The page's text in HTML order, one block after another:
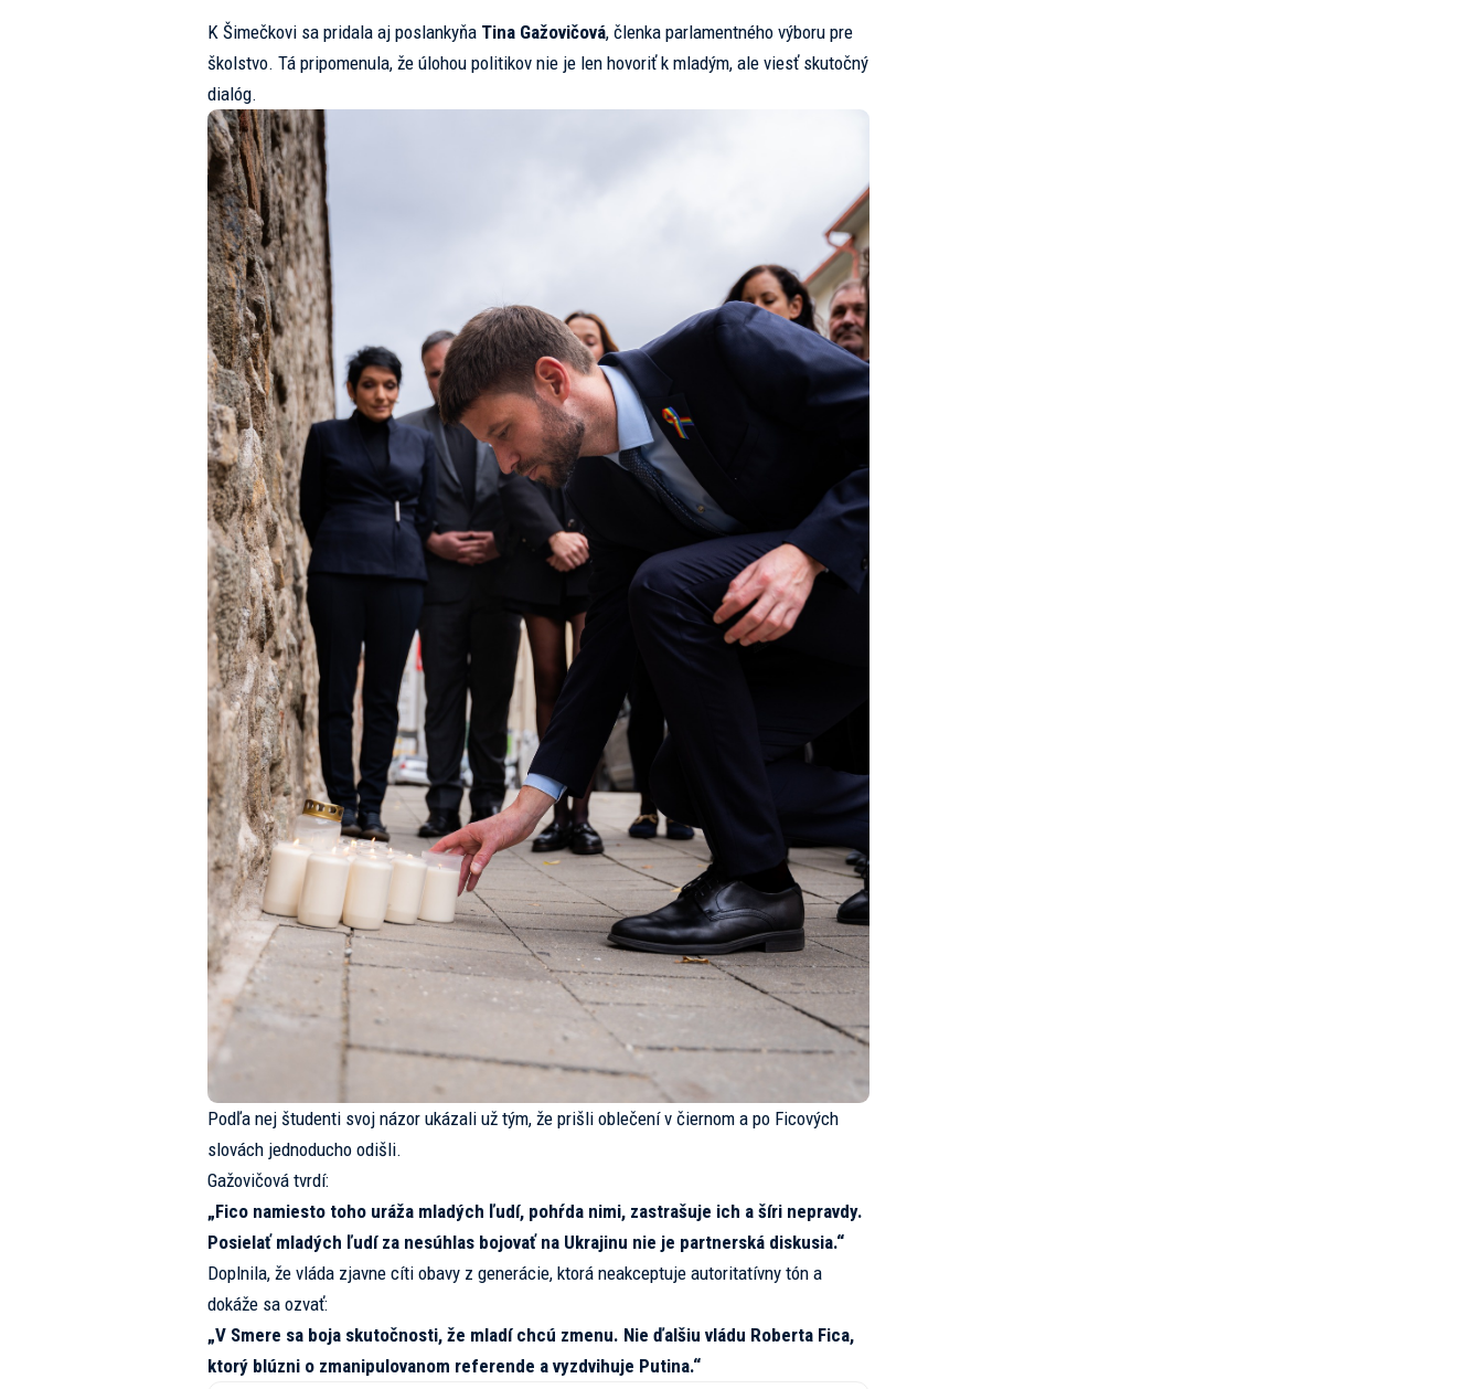
K Šimečkovi sa pridala aj poslankyňa Tina Gažovičová, členka parlamentného výboru pre
školstvo. Tá pripomenula, že úlohou politikov nie je len hovoriť k mladým, ale viesť skutočný
dialóg.
Podľa nej študenti svoj názor ukázali už tým, že prišli oblečení v čiernom a po Ficových
slovách jednoducho odišli.
Gažovičová tvrdí:
„Fico namiesto toho uráža mladých ľudí, pohŕda nimi, zastrašuje ich a šíri nepravdy.
Posielať mladých ľudí za nesúhlas bojovať na Ukrajinu nie je partnerská diskusia.“
Doplnila, že vláda zjavne cíti obavy z generácie, ktorá neakceptuje autoritatívny tón a
dokáže sa ozvať:
„V Smere sa boja skutočnosti, že mladí chcú zmenu. Nie ďalšiu vládu Roberta Fica,
ktorý blúzni o zmanipulovanom referende a vyzdvihuje Putina.“